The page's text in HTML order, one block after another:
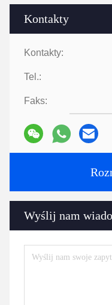
Kontakty
Kontakty:
Tel.:
Faks:
Wyślij nam